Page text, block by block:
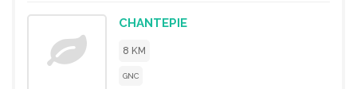
CHANTEPIE
8 KM
GNC